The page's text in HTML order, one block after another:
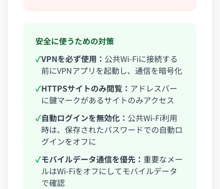
安全に使うための対策
✓VPNを必ず使用： 公共Wi-Fiに接続する
前にVPNアプリを起動し、通信を暗号化
✓HTTPSサイトのみ閲覧： アドレスバー
に鍵マークがあるサイトのみアクセス
✓自動ログインを無効化： 公共Wi-Fi利用
時は、保存されたパスワードでの自動ロ
グインをオフに
✓モバイルデータ通信を優先： 重要なメー
ルはWi-Fiをオフにしてモバイルデータ
で確認